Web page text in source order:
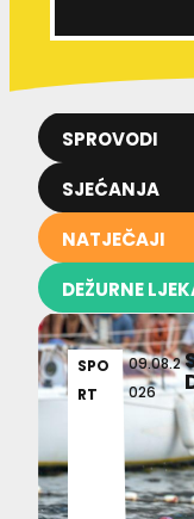
SPROVODI
SJEĆANJA
NATJEČAJI
DEŽURNE
SPO
RT
09.08.2
026